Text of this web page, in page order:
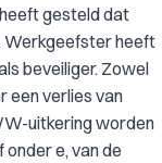
gesteld dat
Werkgeefster heeft
beveiliger. Zowel
een verlies van
uitkering worden
e, van de